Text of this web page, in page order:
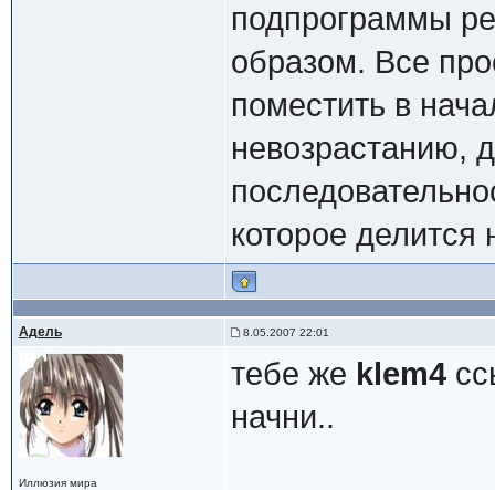
подпрограммы
образом. Все
поместить в
невозрастанию,
которое
Адель 8.05.2007 22:01
Иллюзия мира
тебе же klem4
начни..